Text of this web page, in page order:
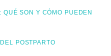
SON Y CÓMO PUEDEN
POSTPARTO